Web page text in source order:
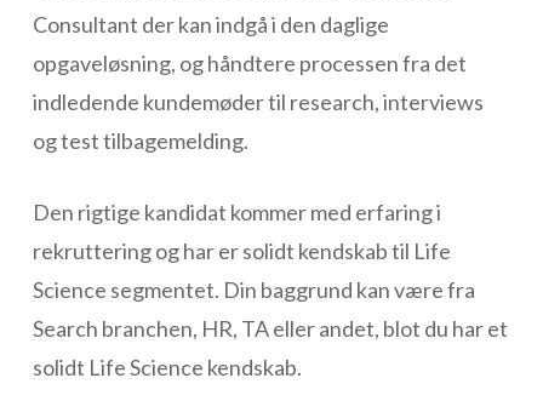
Consultant der kan indgå i den daglige
opgaveløsning, og håndtere processen fra det
indledende kundemøder til research, interviews
og test tilbagemelding.
Den rigtige kandidat kommer med erfaring i
rekruttering og har er solidt kendskab til Life
Science segmentet. Din baggrund kan være fra
Search branchen, HR, TA eller andet, blot du har et
solidt Life Science kendskab.